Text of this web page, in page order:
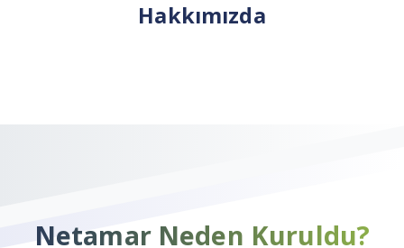
Hakkımızda
Netamar Neden Kuruldu?